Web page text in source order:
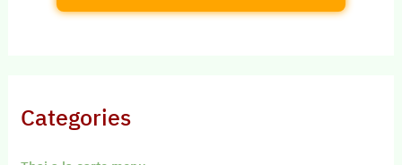
Categories